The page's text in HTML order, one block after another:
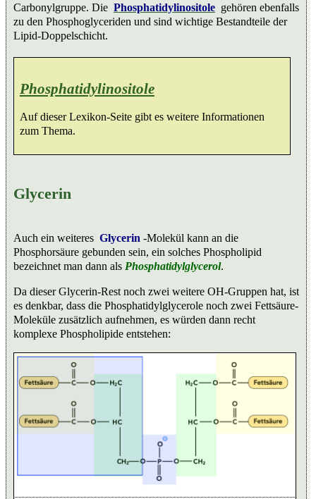
Carbonylgruppe. Die Phosphatidylinositole gehören ebenfalls
zu den Phosphoglyceriden und sind wichtige Bestandteile der
Lipid-Doppelschicht.
Phosphatidylinositole
Auf dieser Lexikon-Seite gibt es weitere Informationen
zum Thema.
Glycerin
Auch ein weiteres Glycerin -Molekül kann an die
Phosphorsäure gebunden sein, ein solches Phospholipid
bezeichnet man dann als Phosphatidylglycerol.
Da dieser Glycerin-Rest noch zwei weitere OH-Gruppen hat, ist
es denkbar, dass die Phosphatidylglycerole noch zwei Fettsäure-
Moleküle zusätzlich aufnehmen, es würden dann recht
komplexe Phospholipide entstehen: